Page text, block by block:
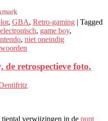
, GBA, Retro-gaming | Tagged
electronisch, game boy,
, niet oneindig
de retrospectieve foto.
tiental verwijzingen in de punt